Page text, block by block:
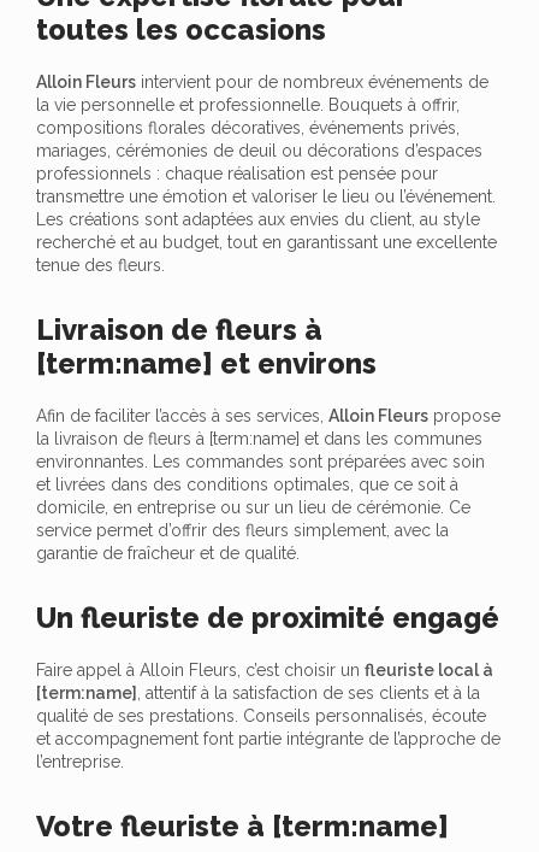
toutes les occasions
Alloin Fleurs intervient pour de nombreux événements de
la vie personnelle et professionnelle. Bouquets à offrir,
compositions florales décoratives, événements privés,
mariages, cérémonies de deuil ou décorations d’espaces
professionnels : chaque réalisation est pensée pour
transmettre une émotion et valoriser le lieu ou l’événement.
Les créations sont adaptées aux envies du client, au style
recherché et au budget, tout en garantissant une excellente
tenue des fleurs.
Livraison de fleurs à
[term:name] et environs
Afin de faciliter l’accès à ses services, Alloin Fleurs propose
la livraison de fleurs à [term:name] et dans les communes
environnantes. Les commandes sont préparées avec soin
et livrées dans des conditions optimales, que ce soit à
domicile, en entreprise ou sur un lieu de cérémonie. Ce
service permet d’offrir des fleurs simplement, avec la
garantie de fraîcheur et de qualité.
Un fleuriste de proximité engagé
Faire appel à Alloin Fleurs, c’est choisir un fleuriste local à
[term:name]
, attentif à la satisfaction de ses clients et à la
qualité de ses prestations. Conseils personnalisés, écoute
et accompagnement font partie intégrante de l’approche de
l’entreprise.
Votre fleuriste à [term:name]